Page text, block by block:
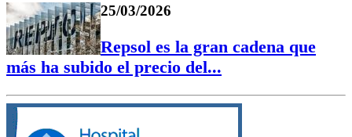
25/03/2026
Repsol es la gran cadena que
más ha subido el precio del...